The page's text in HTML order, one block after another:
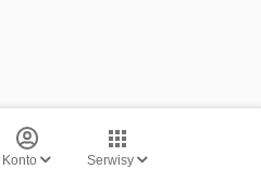
Konto Serwisy